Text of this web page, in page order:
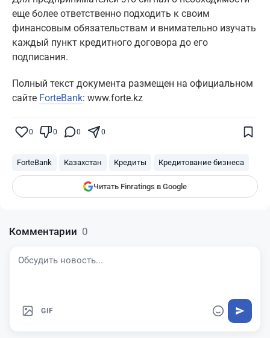
еще более ответственно подходить к своим
финансовым обязательствам и внимательно изучать
каждый пункт кредитного договора до его
подписания.
Полный текст документа размещен на официальном
сайте ForteBank: www.forte.kz
0 0 0 0
ForteBank Казахстан Кредиты Кредитование бизнеса
Читать Finratings в Google
показываться вам
Комментарии 0
GIF